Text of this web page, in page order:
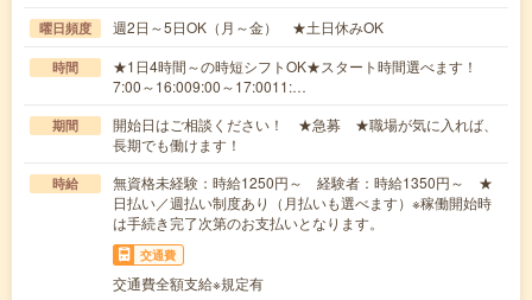
曜日頻度 週2日～5日OK（月～金） ★土日休みOK
時間
★1日4時間～の時短シフトOK★スタート時間選べます！
7:00～16:009:00～17:0011:…
期間
開始日はご相談ください！ ★急募 ★職場が気に入れば、
長期でも働けます！
時給
無資格未経験：時給1250円～ 経験者：時給1350円～ ★
日払い／週払い制度あり（月払いも選べます）※稼働開始時
は手続き完了次第のお支払いとなります。
交通費
交通費全額支給※規定有